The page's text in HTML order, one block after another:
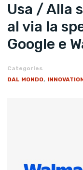
Usa / Alla
al via la
Google e
Categories
DAL MONDO,